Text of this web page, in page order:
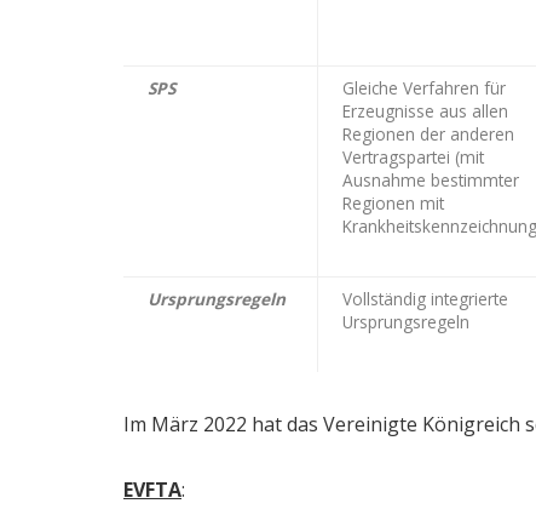
SPS
Gleiche Verfahren für
Erzeugnisse aus allen
Regionen der anderen
Vertragspartei (mit
Ausnahme bestimmter
Regionen mit
Ursprungsregeln
Vollständig integrierte
Ursprungsregeln
Im März 2022 hat das Vereinigte Königreich
EVFTA: